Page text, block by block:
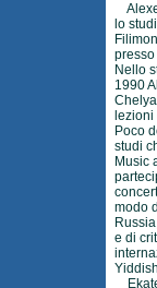
lo
Nello
1990
Poco
studi
Music
modo
e di